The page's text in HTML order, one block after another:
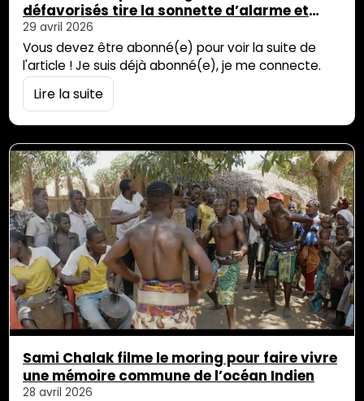
défavorisés tire la sonnette d’alarme et
appelle les pouvoirs publics à une réponse
collective
29 avril 2026
Vous devez être abonné(e) pour voir la suite de
l'article ! Je suis déjà abonné(e), je me connecte.
Lire la suite
Sami Chalak filme le moring pour faire vivre
une mémoire commune de l’océan Indien
28 avril 2026